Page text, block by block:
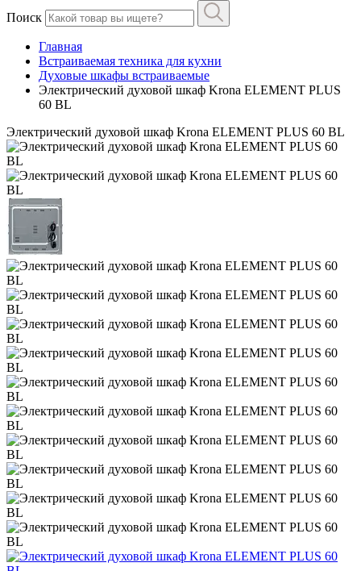
Поиск
Главная
Встраиваемая техника для кухни
Духовые шкафы встраиваемые
Электрический духовой шкаф Krona ELEMENT PLUS
60 BL
Электрический духовой шкаф Krona ELEMENT PLUS 60 BL